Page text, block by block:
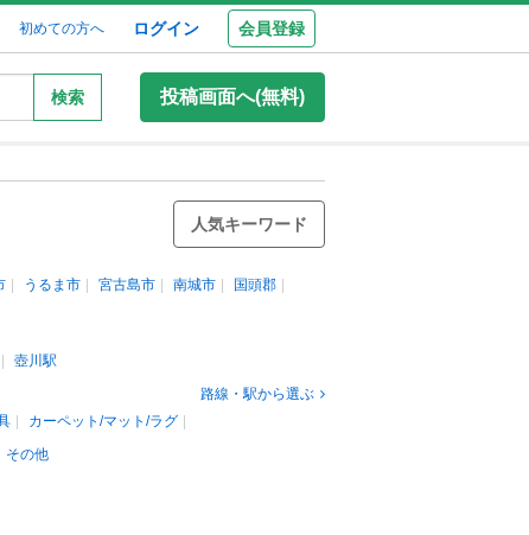
初めての方へ ログイン 会員登録
検索 投稿画面へ(無料)
人気キーワード
うるま市 宮古島市 南城市
国頭郡
壺川駅
路線・駅から選ぶ
カーペット/マット/ラグ
その他